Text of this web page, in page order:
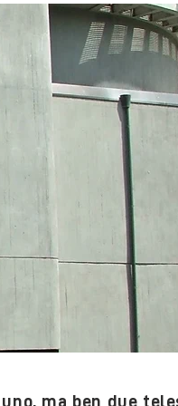
ma ben due